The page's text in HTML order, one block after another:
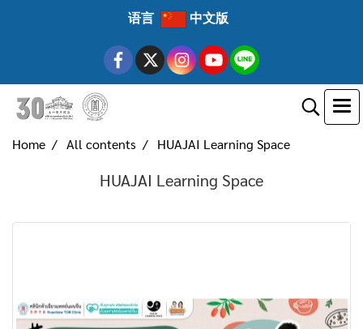
语言 中文版
Home All contents HUAJAI Learning Space
HUAJAI Learning Space